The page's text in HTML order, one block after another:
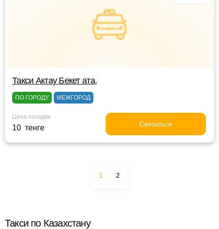
Такси Актау Бекет ата,
ПО ГОРОДУ МЕЖГОРОД
Цена посадки
10 тенге Связаться
1 2
Такси по Казахстану